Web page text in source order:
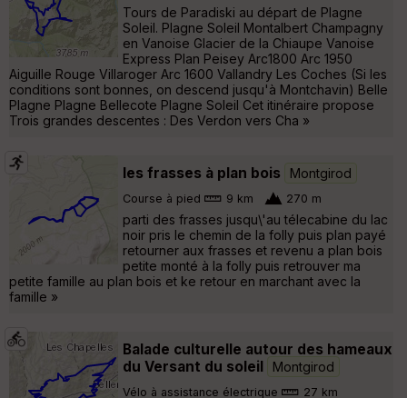
Tours de Paradiski au départ de Plagne
Soleil. Plagne Soleil Montalbert Champagny
en Vanoise Glacier de la Chiaupe Vanoise
Express Plan Peisey Arc1800 Arc 1950
Aiguille Rouge Villaroger Arc 1600 Vallandry Les Coches (Si les
conditions sont bonnes, on descend jusqu'à Montchavin) Belle
Plagne Plagne Bellecote Plagne Soleil Cet itinéraire propose
Trois grandes descentes : Des Verdon vers Cha »
les frasses à plan bois Montgirod
Course à pied 9 km 270 m
parti des frasses jusqu\'au télecabine du lac
noir pris le chemin de la folly puis plan payé
retourner aux frasses et revenu a plan bois
petite monté à la folly puis retrouver ma
petite famille au plan bois et ke retour en marchant avec la
famille »
Balade culturelle autour des hameaux
du Versant du soleil
Montgirod
Vélo à assistance électrique 27 km